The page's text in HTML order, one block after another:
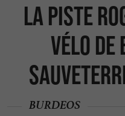
La piste
vélo de
BURDEOS